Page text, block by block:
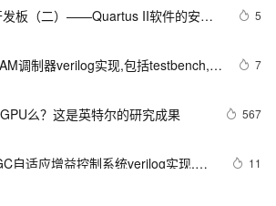
发板（二）——Quartus II软件的安装
5
调制器verilog实现,包括testbench,并
7
么？这是英特尔的研究成果 567
自适应增益控制系统verilog实现,包
11